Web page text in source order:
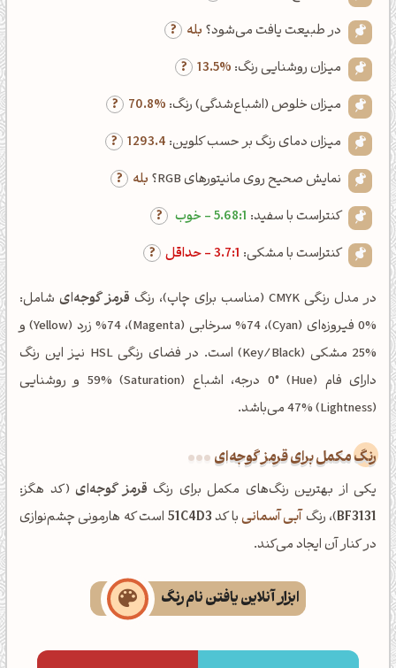
در طبیعت یافت می‌شود؟ بله
میزان روشنایی رنگ: 13.5%
میزان خلوص (اشباع‌شدگی) رنگ: 70.8%
میزان دمای رنگ بر حسب کلوین: 1293.4
نمایش صحیح روی مانیتورهای RGB؟
بله
کنتراست با سفید: 5.68:1 - خوب
کنتراست با مشکی: 3.7:1 - حداقل
در مدل رنگی CMYK (مناسب برای چاپ)، رنگ قرمز گوجه‌ای شامل:
%0 فیروزه‌ای (Cyan)، %74 سرخابی (Magenta)، %74 زرد (Yellow) و
%25 مشکی (Key/Black) است. در فضای رنگی HSL نیز این رنگ
دارای فام (Hue) 0° درجه، اشباع (Saturation) 59% و روشنایی
(Lightness) 47% می‌باشد.
رنگ مکمل برای قرمز گوجه‌ای
یکی از بهترین رنگ‌های مکمل برای رنگ قرمز گوجه‌ای (کد هگز:
BF3131)، رنگ آبی آسمانیبا کد51C4D3 است که هارمونی چشم‌نوازی
در کنار آن ایجاد می‌کند.
ابزار آنلاین یافتن نام رنگ